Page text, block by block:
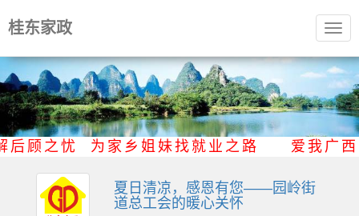
桂东家政
解后顾之忧 为家乡姐妹找就业之路 爱我
夏日清凉，感恩有您——园岭街
道总工会的暖心关怀